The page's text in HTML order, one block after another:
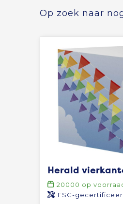
Op zoek naar
20000 op
FSC-